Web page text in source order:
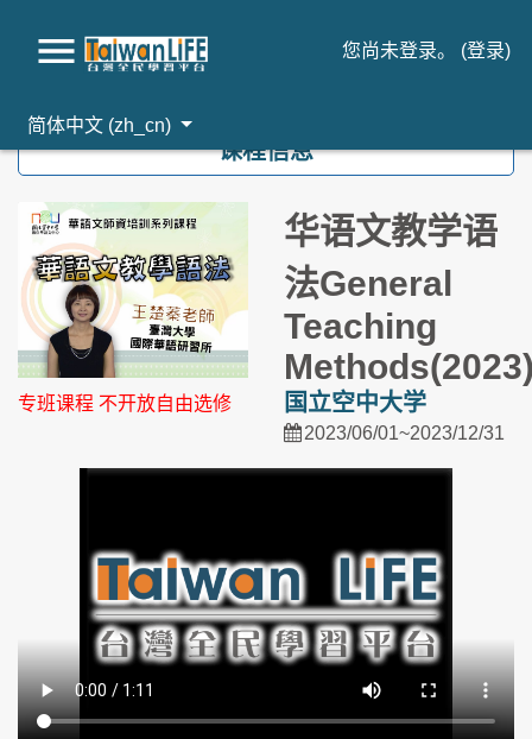
您尚未登录。 (登录)
简体中文 ‎(zh_cn)‎
课程信息
专班课程 不开放自由选修
华语文教学语
法General
Teaching
国立空中大学
2023/06/01~2023/12/31